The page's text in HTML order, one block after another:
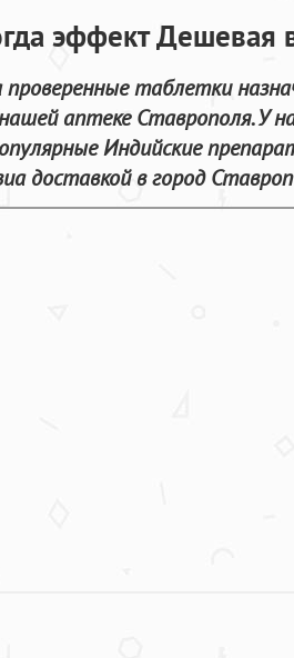
эффект Дешевая
проверенные таблетки
аптеке Ставрополя. У
Индийские
доставкой в город